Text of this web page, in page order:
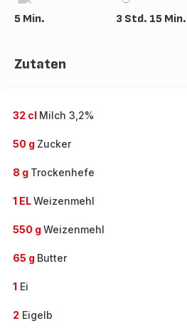
5 Min. 3 Std. 15 Min.
Zutaten
32 cl Milch 3,2%
50 g Zucker
8 g Trockenhefe
1 ELWeizenmehl
550 g Weizenmehl
65 g Butter
1 Ei
2 Eigelb